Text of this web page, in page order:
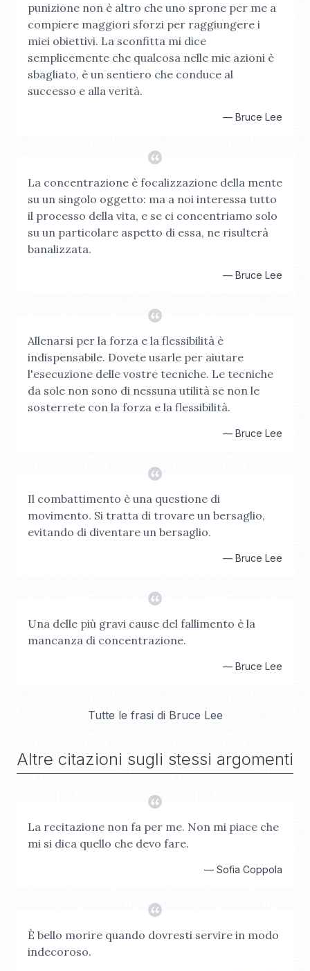
punizione non è altro che uno sprone per me a
compiere maggiori sforzi per raggiungere i
miei obiettivi. La sconfitta mi dice
semplicemente che qualcosa nelle mie azioni è
sbagliato, è un sentiero che conduce al
successo e alla verità.
— Bruce Lee
La concentrazione è focalizzazione della mente
su un singolo oggetto: ma a noi interessa tutto
il processo della vita, e se ci concentriamo solo
su un particolare aspetto di essa, ne risulterà
banalizzata.
— Bruce Lee
Allenarsi per la forza e la flessibilità è
indispensabile. Dovete usarle per aiutare
l'esecuzione delle vostre tecniche. Le tecniche
da sole non sono di nessuna utilità se non le
sosterrete con la forza e la flessibilità.
— Bruce Lee
Il combattimento è una questione di
movimento. Si tratta di trovare un bersaglio,
evitando di diventare un bersaglio.
— Bruce Lee
Una delle più gravi cause del fallimento è la
mancanza di concentrazione.
— Bruce Lee
Tutte le frasi di Bruce Lee
Altre citazioni sugli stessi argomenti
La recitazione non fa per me. Non mi piace che
mi si dica quello che devo fare.
— Sofia Coppola
È bello morire quando dovresti servire in modo
indecoroso.